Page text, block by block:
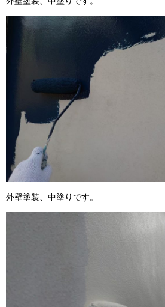
外壁塗装、中塗りです。